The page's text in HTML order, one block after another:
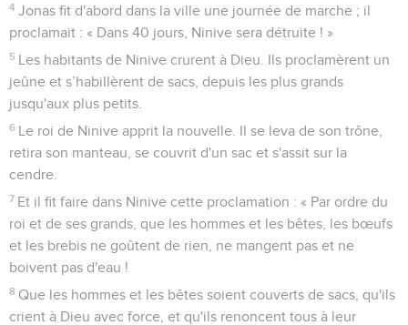
4 Jonas fit d'abord dans la ville une journée de marche ; il
proclamait : « Dans 40 jours, Ninive sera détruite ! »
5 Les habitants de Ninive crurent à Dieu. Ils proclamèrent un
jeûne et s’habillèrent de sacs, depuis les plus grands
jusqu'aux plus petits.
6 Le roi de Ninive apprit la nouvelle. Il se leva de son trône,
retira son manteau, se couvrit d'un sac et s'assit sur la
cendre.
7 Et il fit faire dans Ninive cette proclamation : « Par ordre du
roi et de ses grands, que les hommes et les bêtes, les bœufs
et les brebis ne goûtent de rien, ne mangent pas et ne
boivent pas d'eau !
8 Que les hommes et les bêtes soient couverts de sacs, qu'ils
crient à Dieu avec force, et qu'ils renoncent tous à leur